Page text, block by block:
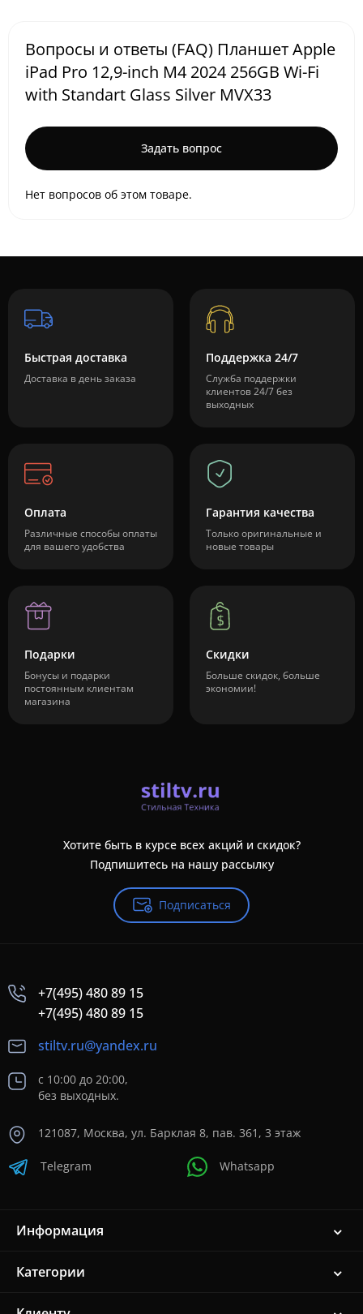
Вопросы и ответы (FAQ) Планшет Apple
iPad Pro 12,9-inch M4 2024 256GB Wi-Fi
with Standart Glass Silver MVX33
Задать вопрос
Нет вопросов об этом товаре.
Быстрая доставка
Доставка в день заказа
Поддержка 24/7
Служба поддержки
клиентов 24/7 без
выходных
Оплата
Различные способы оплаты
для вашего удобства
Гарантия качества
Только оригинальные и
новые товары
Подарки
Бонусы и подарки
постоянным клиентам
магазина
Скидки
Больше скидок, больше
экономии!
Хотите быть в курсе всех акций и скидок?
Подпишитесь на нашу рассылку
Подписаться
+7(495) 480 89 15
+7(495) 480 89 15
stiltv.ru@yandex.ru
с 10:00 до 20:00,
без выходных.
121087, Москва, ул. Барклая 8, пав. 361, 3 этаж
Telegram Whatsapp
Информация
Категории